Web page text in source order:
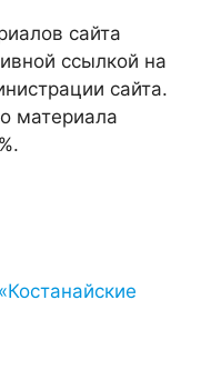
сайта
ссылкой на
сайта.
материала